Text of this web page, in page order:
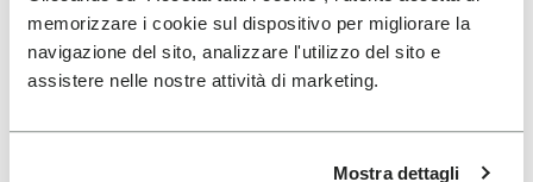
memorizzare i cookie sul dispositivo per migliorare la
navigazione del sito, analizzare l'utilizzo del sito e
assistere nelle nostre attività di marketing.
Mostra dettagli
• Nutzer, die Haltbarkeit und sicheren Sitz auf Trails
suchen